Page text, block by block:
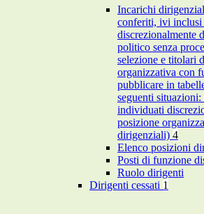
Incarichi
conferiti, ivi
discrezionalmente
politico senza
selezione e titolari
organizzativa con
pubblicare in
seguenti
individuati
posizione
dirigenziali) 4
Elenco posizioni
Posti di funzione
Ruolo dirigenti
Dirigenti cessati 1